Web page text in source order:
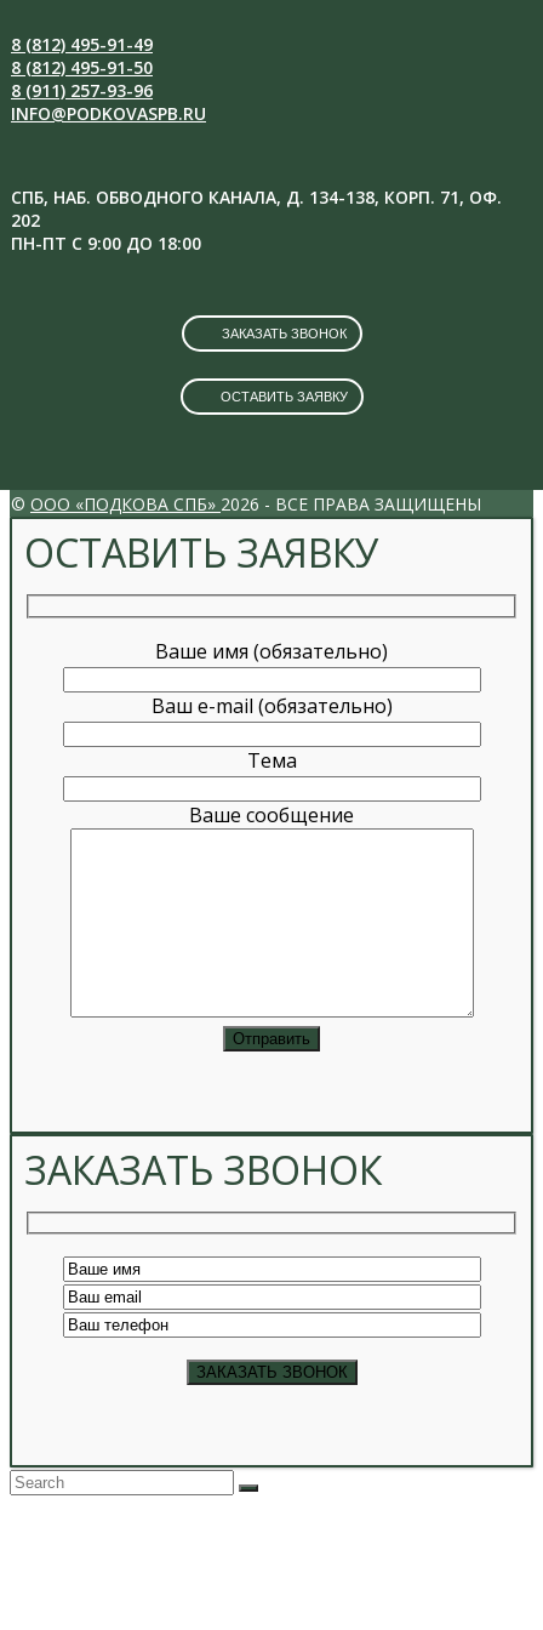
8 (812) 495-91-49
8 (812) 495-91-50
8 (911) 257-93-96
INFO@PODKOVASPB.RU
СПБ, НАБ. ОБВОДНОГО КАНАЛА, Д. 134-138, КОРП. 71, ОФ.
202
ПН-ПТ С 9:00 ДО 18:00
ЗАКАЗАТЬ ЗВОНОК
ОСТАВИТЬ ЗАЯВКУ
© ООО «ПОДКОВА СПБ» 2026 - ВСЕ ПРАВА ЗАЩИЩЕНЫ
ОСТАВИТЬ ЗАЯВКУ
Ваше имя (обязательно)
Ваш e-mail (обязательно)
Тема
Ваше сообщение
ЗАКАЗАТЬ ЗВОНОК